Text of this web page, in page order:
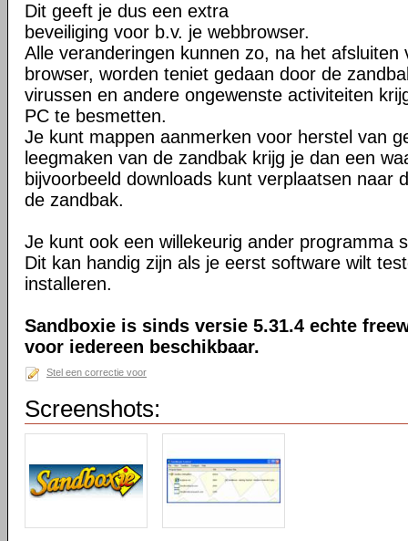
Dit geeft je dus een extra
beveiliging voor b.v. je webbrowser.
Alle veranderingen kunnen zo, na het afsluiten
browser, worden teniet gedaan door de
virussen en andere ongewenste activiteiten
PC te besmetten.
Je kunt mappen aanmerken voor herstel van
leegmaken van de zandbak krijg je dan een
bijvoorbeeld downloads kunt verplaatsen naar
de zandbak.
Je kunt ook een willekeurig ander programma
Dit kan handig zijn als je eerst software wilt
installeren.
Sandboxie is sinds versie 5.31.4 echte
voor iedereen beschikbaar.
Stel een correctie voor
Screenshots: